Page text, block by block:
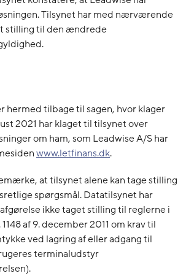
Tilsynet har med nærværende
stilling til den ændrede
hermed tilbage til sagen, hvor klager
2021 har klaget til tilsynet over
om ham, som Leadwise A/S har
www.letfinans.dk.
at tilsynet alene kan tage stilling
spørgsmål. Datatilsynet har
ikke taget stilling til reglerne i
af 9. december 2011 om krav til
ved lagring af eller adgang til
terminaludstyr